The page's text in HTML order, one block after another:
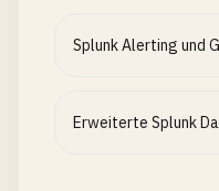
Splunk Alerting und
Erweiterte Splunk